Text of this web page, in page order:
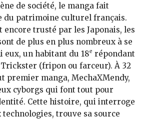
de société, le manga fait
du patrimoine culturel français.
encore trusté par les Japonais, les
de plus en plus nombreux à se
un habitant du 18e répondant
(fripon ou farceur). À 32
premier manga, MechaXMendy,
cyborgs qui font tout pour
Cette histoire, qui interroge
trouve sa source